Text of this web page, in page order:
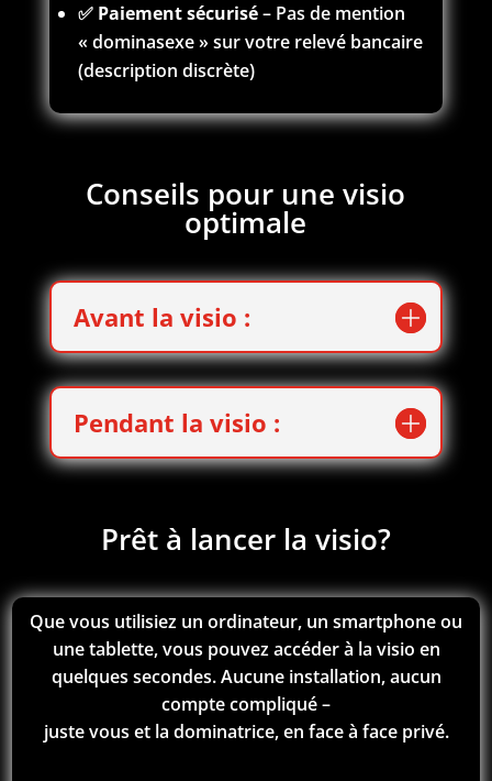
✅ Paiement sécurisé– Pas de mention
« dominasexe » sur votre relevé bancaire
(description discrète)
Conseils pour une visio
optimale
Avant la visio :
Pendant la visio :
Prêt à lancer la visio?
Que vous utilisiez un ordinateur, un smartphone ou
une tablette, vous pouvez accéder à la visio en
quelques secondes. Aucune installation, aucun
compte compliqué –
juste vous et la dominatrice, en face à face privé.